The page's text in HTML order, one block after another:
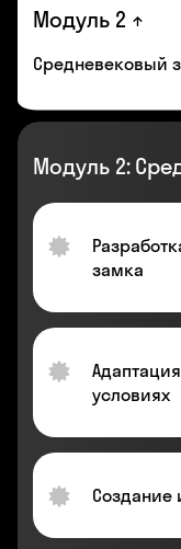
Модуль 2
Средневековый
Модуль 2:
замка
условиях
Создание